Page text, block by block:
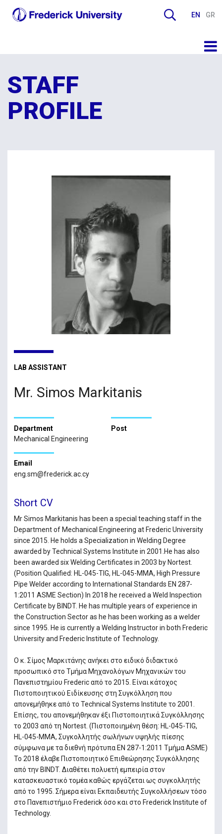
EN GR
STAFF
PROFILE
LAB ASSISTANT
Mr. Simos Markitanis
Department
Mechanical Engineering
Post
Email
eng.sm@frederick.ac.cy
Short CV
Mr Simos Markitanis has been a special teaching staff in the
Department of Mechanical Engineering at Frederic University
since 2015. He holds a Specialization in Welding Degree
awarded by Technical Systems Institute in 2001.He has also
been awarded six Welding Certificates in 2003 by Nortest.
(Position Qualified: HL-045-TIG, HL-045-MMA, High Pressure
Pipe Welder according to International Standards EN 287-
1:2011 ASME Section) In 2018 he received a Weld Inspection
Certificate by BINDT. He has multiple years of experience in
the Construction Sector as he has been working as a welder
since 1995. He is currently a Welding Instructor in both Frederic
University and Frederic Institute of Technology.
Ο κ. Σίμος Μαρκιτάνης ανήκει στο ειδικό διδακτικό
προσωπικό στο Τμήμα Μηχανολόγων Μηχανικών του
Πανεπιστημίου Frederic από το 2015. Είναι κάτοχος
Πιστοποιητικού Ειδίκευσης στη Συγκόλληση που
απονεμήθηκε από το Technical Systems Institute το 2001.
Επίσης, του απονεμήθηκαν έξι Πιστοποιητικά Συγκόλλησης
το 2003 από τη Nortest. (Πιστοποιημένη θέση: HL-045-TIG,
HL-045-MMA, Συγκολλητής σωλήνων υψηλής πίεσης
σύμφωνα με τα διεθνή πρότυπα EN 287-1:2011 Τμήμα ASME)
Το 2018 έλαβε Πιστοποιητικό Επιθεώρησης Συγκόλλησης
από την BINDT. Διαθέτει πολυετή εμπειρία στον
κατασκευαστικό τομέα καθώς εργάζεται ως συγκολλητής
από το 1995. Σήμερα είναι Εκπαιδευτής Συγκολλήσεων τόσο
στο Πανεπιστήμιο Frederick όσο και στο Frederick Institute of
Technology.